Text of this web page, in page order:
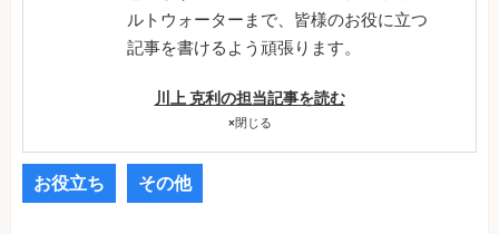
ルトウォーターまで、皆様のお役に立つ
記事を書けるよう頑張ります。
川上 克利の担当記事を読む
×閉じる
お役立ち その他